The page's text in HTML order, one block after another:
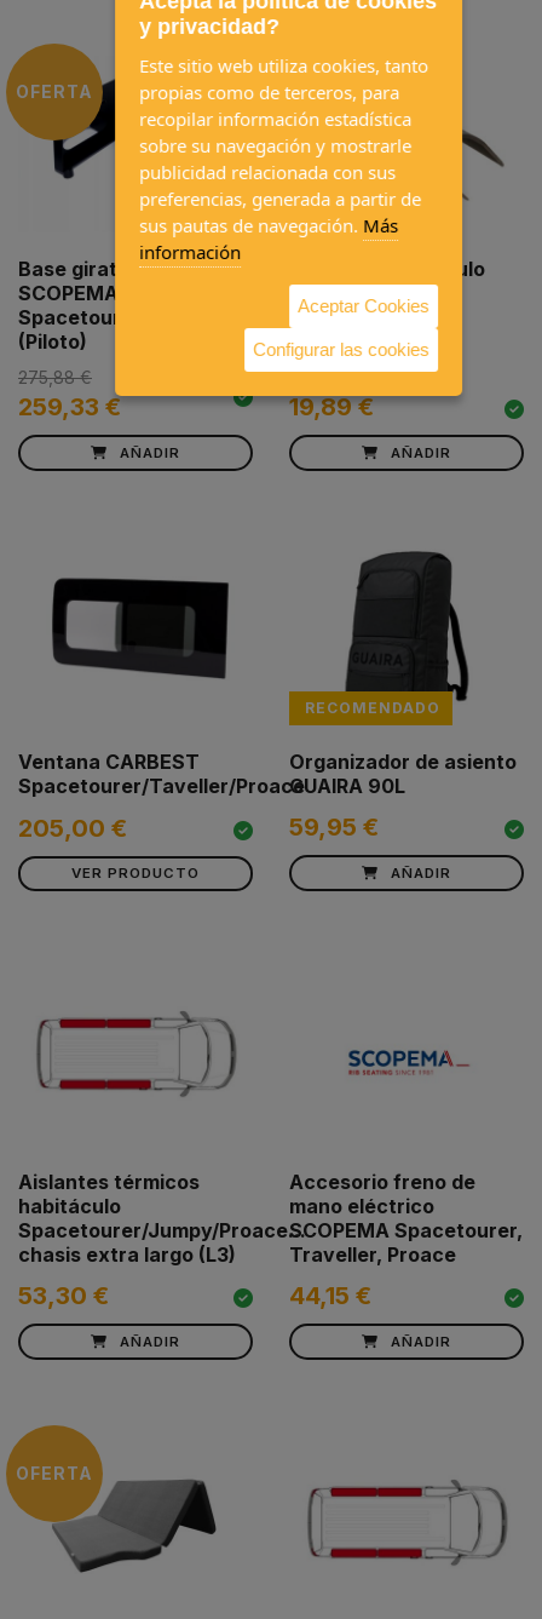
OFERTA
Base giratoria
SCOPEMA Traveller
Spacetourer Proace
(Piloto)
259,33 €
275,88 €
AÑADIR
Perfil mueble ángulo
corto 2m
19,89 €
AÑADIR
Ventana CARBEST
Spacetourer/Taveller/Proace
205,00 €
VER PRODUCTO
RECOMENDADO
Organizador de asiento
GUAIRA 90L
59,95 €
AÑADIR
Aislantes térmicos
habitáculo
Spacetourer/Jumpy/Proace...
chasis extra largo (L3)
53,30 €
AÑADIR
Accesorio freno de
mano eléctrico
SCOPEMA Spacetourer,
Traveller, Proace
44,15 €
AÑADIR
OFERTA
y privacidad?
Este sitio web utiliza cookies, tanto
propias como de terceros, para
recopilar información estadística
sobre su navegación y mostrarle
publicidad relacionada con sus
preferencias, generada a partir de
sus pautas de navegación. Más
información
Aceptar Cookies
Configurar las cookies